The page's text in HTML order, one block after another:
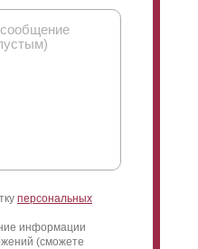
персональных
информации
(сможете